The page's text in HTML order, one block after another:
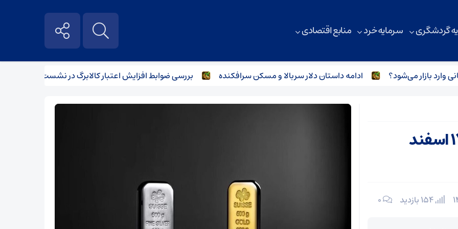
گردشگری سرمایه خرد منابع اقتصادی
ادامه داستان دلار سربالا و مسکن سرافکنده بررسی ضوابط افزایش اعتبار کالابرگ در نشست وزرای اقتصاد و
قیمت طلا و نقره امروز شنبه ۱۷ اسفند
۰